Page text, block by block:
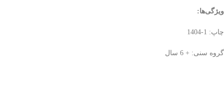
ویژگی‌ها:
چاپ: 1-1404
گروه سنی: + 6 سال